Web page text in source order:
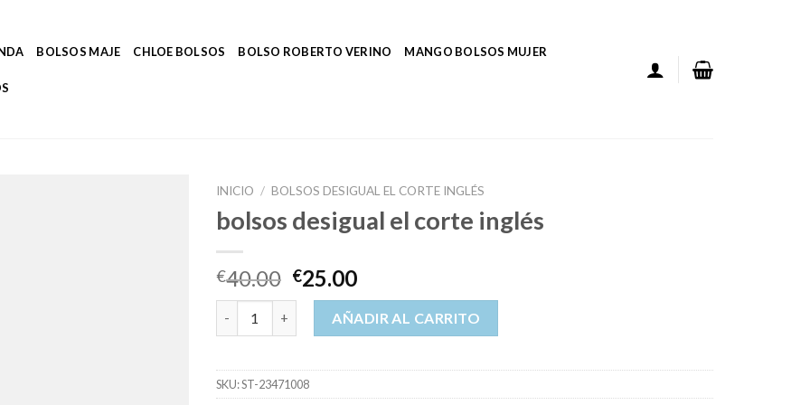
BOLSOS MAJE CHLOE BOLSOS BOLSO ROBERTO VERINO MANGO BOLSOS MUJER
INICIO / BOLSOS DESIGUAL EL CORTE INGLÉS
bolsos desigual el corte inglés
€40.00 €25.00
bolsos desigual el corte inglés cantidad
AÑADIR AL CARRITO
SKU:ST-23471008